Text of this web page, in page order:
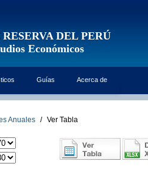
DEL PERÚ
Económicos
Guías Acerca de
Anuales / Ver Tabla